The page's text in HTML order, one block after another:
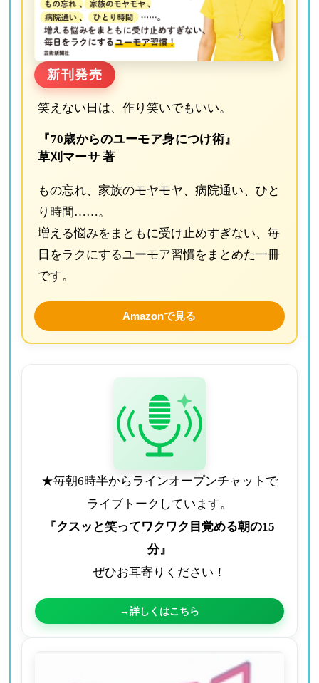
新刊発売
笑えない日は、作り笑いでもいい。
『70歳からのユーモア身につけ術』
草刈マーサ 著
もの忘れ、家族のモヤモヤ、病院通い、ひと
り時間……。
増える悩みをまともに受け止めすぎない、毎
日をラクにするユーモア習慣をまとめた一冊
です。
Amazonで見る
★毎朝6時半からラインオープンチャットで
ライブトークしています。
『クスッと笑ってワクワク目覚める朝の15
分』
ぜひお耳寄りください！
→詳しくはこちら